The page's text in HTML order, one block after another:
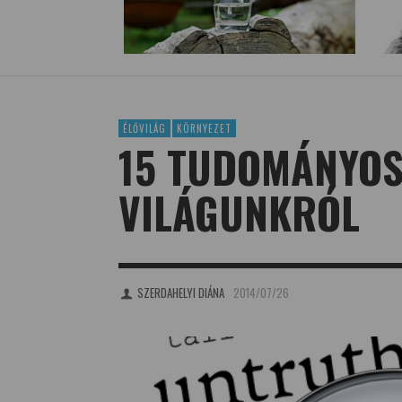
ÉLŐVILÁG KÖRNYEZET
15
VILÁGUNKRÓL
SZERDAHELYI DIÁNA 2014/07/26